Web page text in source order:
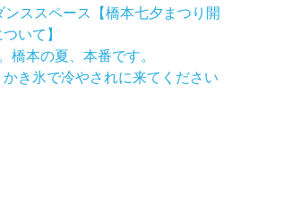
ンススペース【橋本七夕まつり開
いて】
橋本の夏、本番です。
き氷で冷やされに来てください